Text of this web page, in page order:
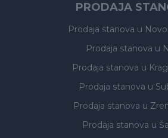
PRODAJA
Prodaja stanova u
Prodaja stanova u
Prodaja stanova u
Prodaja stanova u
Prodaja stanova u
Prodaja stanova u